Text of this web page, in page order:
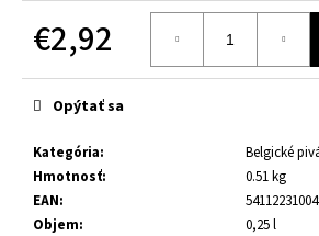
€2,92
cena:
Kategória:
Belgické
Hmotnosť:
0.51 kg
EAN:
Objem:
0,25 l
Opýtať sa
HĽADAŤ
O
d
p
o